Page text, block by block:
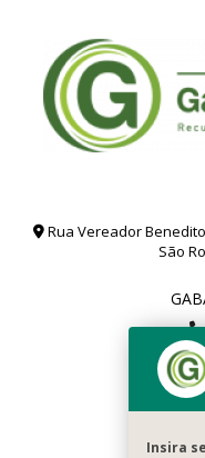
Rua Vereador
São
Insira